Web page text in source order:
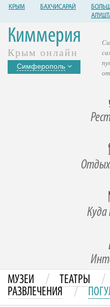
КРЫМ БАХЧИСАРАЙ
Киммерия
Крым онлайн
Симферополь
МУЗЕИ / ТЕАТРЫ /
РАЗВЛЕЧЕНИЯ /